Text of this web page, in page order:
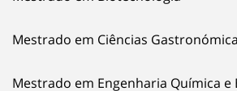
Mestrado em Ciências
Mestrado em Engenharia Química e